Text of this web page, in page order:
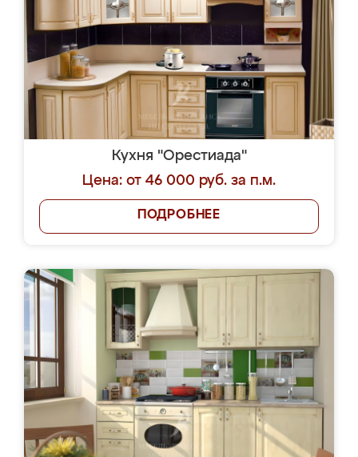
Кухня "Орестиада"
Цена: от 46 000 руб. за п.м.
ПОДРОБНЕЕ